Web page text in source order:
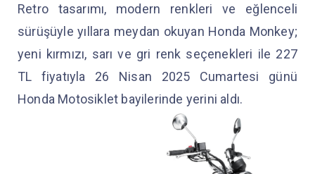
Retro tasarımı, modern renkleri ve eğlenceli
sürüşüyle yıllara meydan okuyan Honda Monkey;
yeni kırmızı, sarı ve gri renk seçenekleri ile 227
TL fiyatıyla 26 Nisan 2025 Cumartesi günü
Honda Motosiklet bayilerinde yerini aldı.